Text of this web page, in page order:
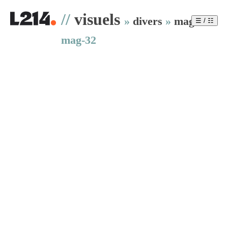
// visuels » divers » mag »
mag-32
☰ / ☷